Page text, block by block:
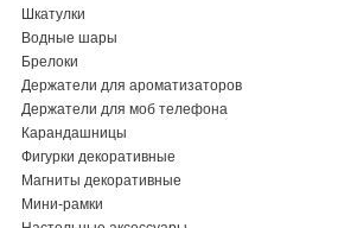
Шкатулки
Водные шары
Брелоки
Держатели для ароматизаторов
Держатели для моб телефона
Карандашницы
Фигурки декоративные
Магниты декоративные
Мини-рамки